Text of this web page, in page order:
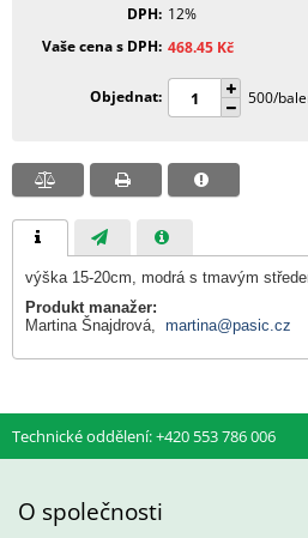
DPH 12%
Vaše cena s DPH 468.45 Kč
Objednat 500/
výška 15-20cm, modrá s tmavým
Produkt manažer:
Martina Šnajdrová, martina@pasic.cz
Technické oddělení: +420 553 786 006
O společnosti